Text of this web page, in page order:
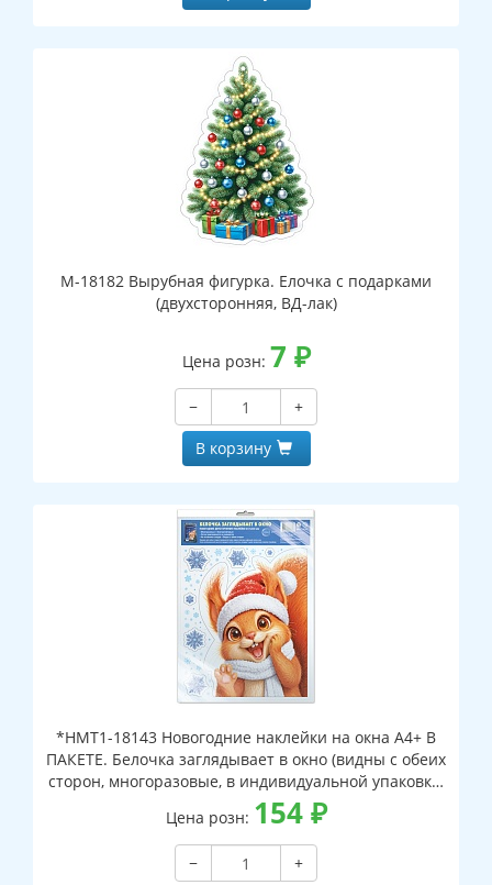
М-18182 Вырубная фигурка. Елочка с подарками
(двухсторонняя, ВД-лак)
Цена розн: 7 ₽
−
+
В корзину
*НМТ1-18143 Новогодние наклейки на окна А4+ В
ПАКЕТЕ. Белочка заглядывает в окно (видны с обеих
сторон, многоразовые, в индивидуальной упаковке,
с европодвесом и клеевым клапаном)
Цена розн: 154₽
−
+